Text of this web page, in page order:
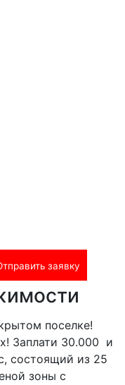
заявку
поселке!
Заплати 30.000 и
состоящий из 25
зоны с